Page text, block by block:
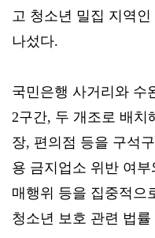
고 청소년 밀집 지역
나섰다.
국민은행 사거리와 수
2구간, 두 개조로 배치
장, 편의점 등을 구석
용 금지업소 위반 여
매행위 등을 집중적으
청소년 보호 관련 법